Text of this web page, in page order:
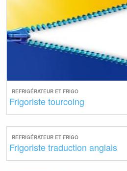
REFRIGÉRATEUR ET FRIGO
Frigoriste tourcoing
REFRIGÉRATEUR ET FRIGO
Frigoriste traduction anglais